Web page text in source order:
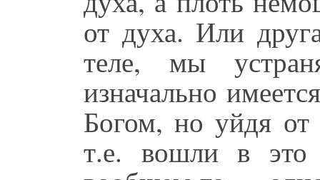
от духа. Или
теле, мы
изначально
Богом, но уйдя от
т.е. вошли в это